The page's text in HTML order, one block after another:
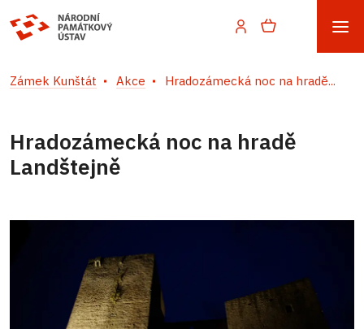
Zámek Kunštát Akce Hradozámecká noc na hradě...
Hradozámecká noc na hradě
Landštejně